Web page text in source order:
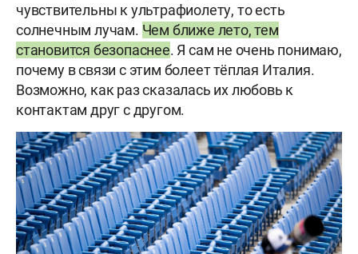
чувствительны к ультрафиолету, то есть
солнечным лучам. Чем ближе лето, тем
становится безопаснее. Я сам не очень понимаю,
почему в связи с этим болеет тёплая Италия.
Возможно, как раз сказалась их любовь к
контактам друг с другом.